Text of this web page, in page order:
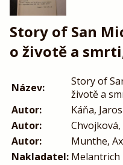
Story of San
o životě a
Název:
Story of
životě a
Autor:
Káňa,
Autor:
Autor:
Munthe,
Nakladatel: Melantrich